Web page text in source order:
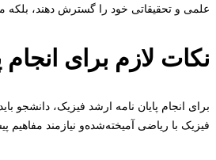
علمی و تحقیقاتی خود را گسترش دهند،
نکات لازم برای
برای انجام پایان نامه ارشد فیزیک، دانشجو
فیزیک با ریاضی آمیخته‌شده‌و نیازمند مفاهیم